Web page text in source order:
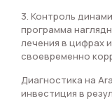
3. Контроль
программа
лечения в цифрах
своевременно
Диагностика на
инвестиция в